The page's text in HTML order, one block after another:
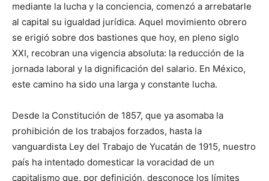
mediante la lucha y la conciencia, comenzó a arrebatarle
al capital su igualdad jurídica. Aquel movimiento obrero
se erigió sobre dos bastiones que hoy, en pleno siglo
XXI, recobran una vigencia absoluta: la reducción de la
jornada laboral y la dignificación del salario. En México,
este camino ha sido una larga y constante lucha.
Desde la Constitución de 1857, que ya asomaba la
prohibición de los trabajos forzados, hasta la
vanguardista Ley del Trabajo de Yucatán de 1915, nuestro
país ha intentado domesticar la voracidad de un
capitalismo que, por definición, desconoce los límites